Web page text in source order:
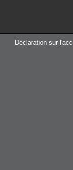
Déclaration sur